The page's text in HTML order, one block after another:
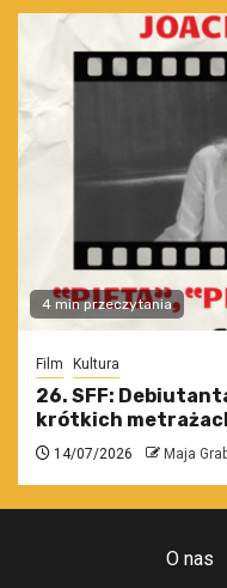
4 min przeczytania
Film Kultura
26. SFF:
krótkich
14/07/2026 Maja
O nas